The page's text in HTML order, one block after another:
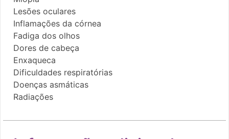
Lesões oculares
Inflamações da córnea
Fadiga dos olhos
Dores de cabeça
Enxaqueca
Dificuldades respiratórias
Doenças asmáticas
Radiações